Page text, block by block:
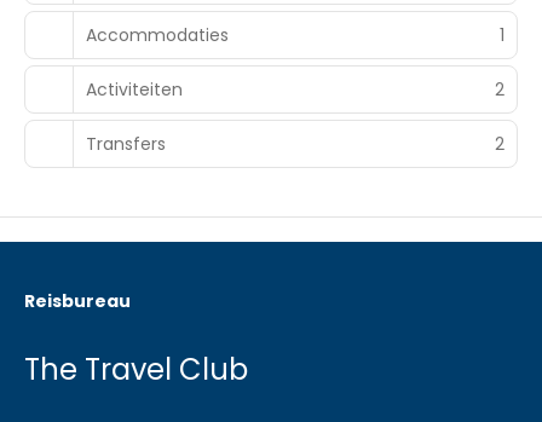
Accommodaties 1
Activiteiten 2
Transfers 2
Reisbureau
The Travel Club